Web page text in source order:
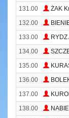
131.00 ŻAK
132.00
133.00 RYDZ
134.00
135.00
136.00
137.00
138.00